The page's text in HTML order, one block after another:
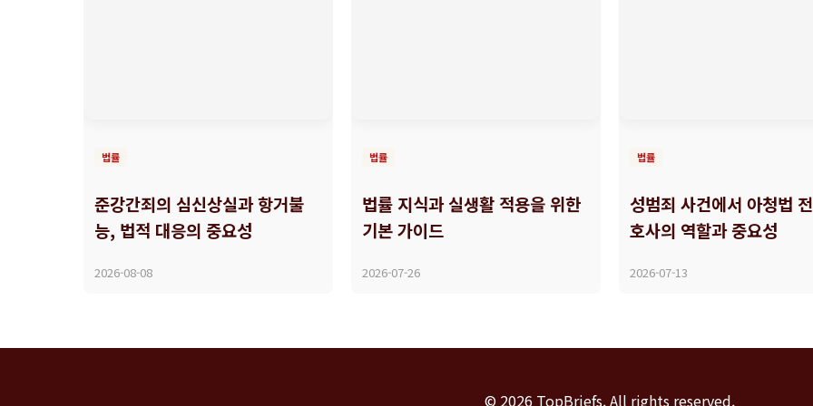
법률
준강간죄의 심신상실과 항거불
능, 법적 대응의 중요성
2026-08-08
법률
법률 지식과 실생활 적용을 위한
기본 가이드
2026-07-26
법률
성범죄 사건에서 아청법
호사의 역할과 중요성
2026-07-13
© 2026 TopBriefs. All rights reserved.